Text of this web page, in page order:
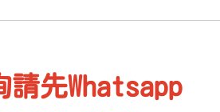
請先Whatsapp